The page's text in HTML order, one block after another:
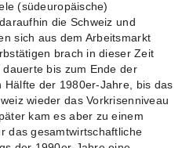
(südeuropäische)
die Schweiz und
sich aus dem Arbeitsmarkt
brach in dieser Zeit
bis zum Ende der
Hälfte der 1980er-Jahre, bis das
wieder das Vorkrisenniveau
kam es aber zu einem
das gesamtwirtschaftliche